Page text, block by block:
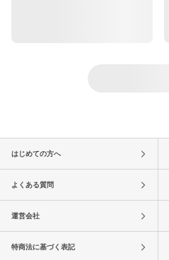
はじめての方へ
よくある質問
運営会社
特商法に基づく表記